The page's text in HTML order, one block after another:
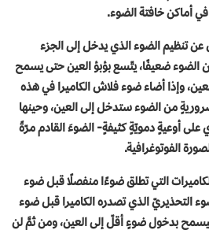
أماكن خافتة الضوء.
تنظيم الضوء الذي يدخل إلى الجزء
الضوء ضعيفًا، يتّسع بؤبؤ العين حتى يسمح
وإذا أضاء ضوء فلاش الكاميرا في هذه
من الضوء ستدخل إلى العين، وحينها
أوعيةٍ دمويّةٍ كثيفةٍ- الضوءَ القادم مرّةً
الفوتوغرافية.
التي تطلق ضوءًا منفصلًا قبل ضوء
التحذيريّ الذي تصدره الكاميرا قبل ضوء
بدخول ضوءٍ أقلّ إلى العين، ومن ثمَّ لن